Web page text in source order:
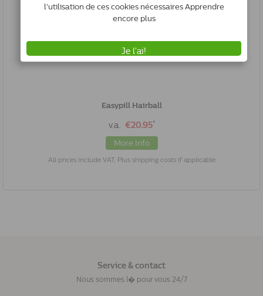
Easypill Hairball
v.a. €20.95*
More Info
All prices include VAT, Plus shipping costs if applicable
Service & contact
Nous sommes l� pour vous 24/7